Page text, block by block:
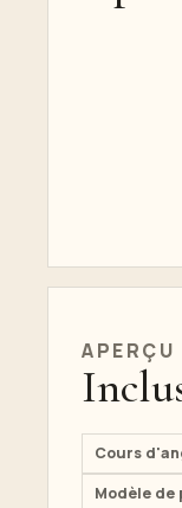
APERÇU
Cours
Modèle